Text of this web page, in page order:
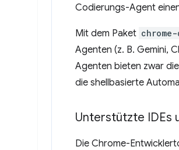
Codierungs-Agent
Mit dem Paket
Agenten (z. B. Gemini,
Agenten bieten zwar
die shellbasierte
Unterstützte IDEs
Die Chrome-